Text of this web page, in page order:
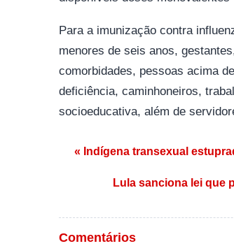
Para a imunização contra
menores de seis anos,
comorbidades, pessoas acima
deficiência, caminhoneiros,
socioeducativa, além de
Navegação de Post
« Indígena transexual
Lula sanciona lei que
Comentários